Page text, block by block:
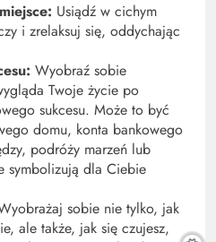
Usiądź w cichym
i zrelaksuj się, oddychając
Wyobraź sobie
Twoje życie po
sukcesu. Może to być
domu, konta bankowego
podróży marzeń lub
symbolizują dla Ciebie
sobie nie tylko, jak
ale także, jak się czujesz,